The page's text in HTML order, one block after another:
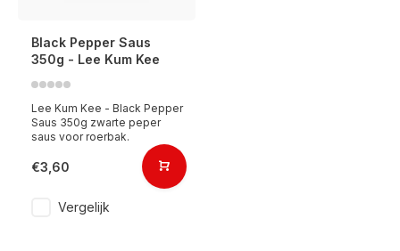
Black Pepper Saus
350g - Lee Kum Kee
Lee Kum Kee - Black Pepper
Saus 350g zwarte peper
saus voor roerbak.
€3,60
Vergelijk